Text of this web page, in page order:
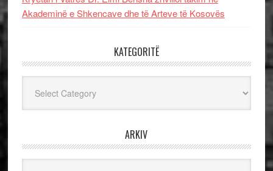
Akademinë e Shkencave dhe të Arteve të Kosovës
KATEGORITË
ARKIV